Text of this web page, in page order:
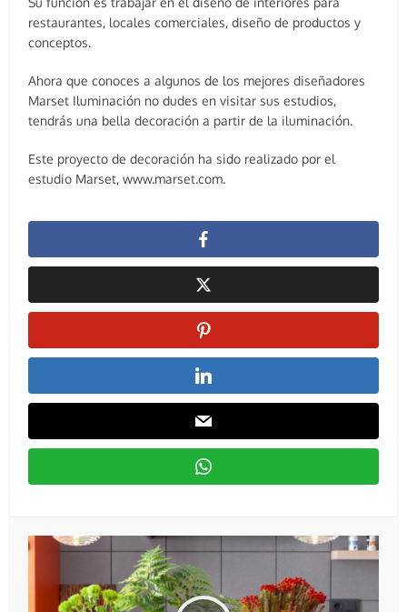
restaurantes, locales comerciales, diseño de productos y
conceptos.
Ahora que conoces a algunos de los mejores diseñadores
Marset Iluminación no dudes en visitar sus estudios,
tendrás una bella decoración a partir de la iluminación.
Este proyecto de decoración ha sido realizado por el
estudio Marset, www.marset.com.